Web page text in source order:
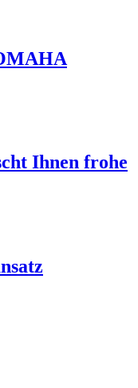
Ihnen frohe